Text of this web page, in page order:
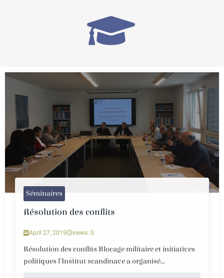
Séminaires
Résolution des conflits
April 27, 2019 views: 0
Résolution des conflits Blocage militaire et initiatives
politiques l’Institut scandinave a organisé...